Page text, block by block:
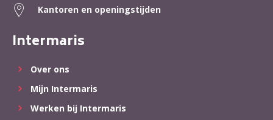
Kantoren en openingstijden
Intermaris
Over ons
Mijn Intermaris
Werken bij Intermaris